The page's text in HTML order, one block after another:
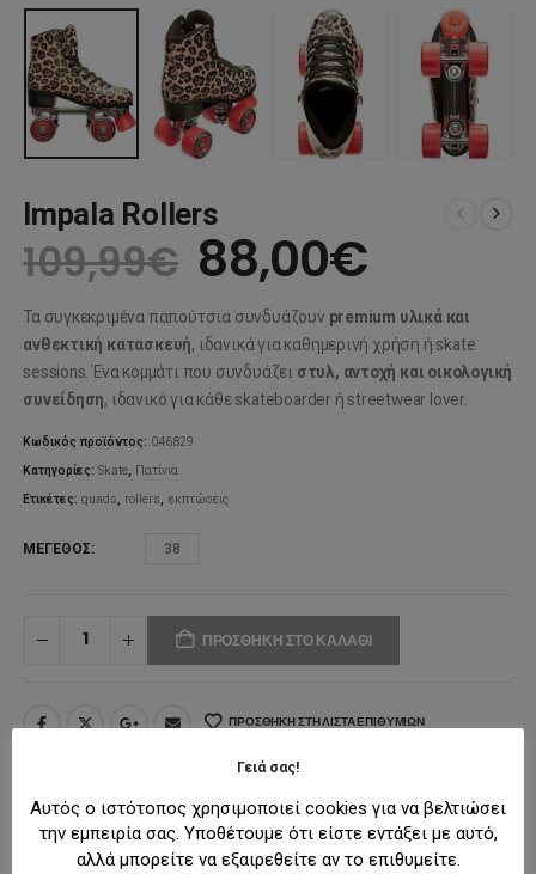
Impala Rollers
109,99€ Original
price
was:
109,99€.
88,00€Η
τιμή
είναι:
Τα συγκεκριμένα παπούτσια συνδυάζουν premium υλικά και
ανθεκτική κατασκευή, ιδανικά για καθημερινή χρήση ή skate
sessions. Ένα κομμάτι που συνδυάζει στυλ, αντοχή και οικολογική
συνείδηση, ιδανικό για κάθε skateboarder ή streetwear lover.
Κωδικός προϊόντος: 046829
Κατηγορίες:Skate, Πατίνια
Ετικέτες:quads, rollers, εκπτώσεις
ΜΈΓΕΘΟΣ 38
ΠΡΟΣΘΉΚΗ ΣΤΟ ΚΑΛΆΘΙ
ΠΡΟΣΘΉΚΗ ΣΤΗ ΛΊΣΤΑ ΕΠΙΘΥΜΙΏΝ
ΠΕΡΙΓΡΑΦΉ
Γειά σας!
Αυτός ο ιστότοπος χρησιμοποιεί cookies για να βελτιώσει
την εμπειρία σας. Υποθέτουμε ότι είστε εντάξει με αυτό,
αλλά μπορείτε να εξαιρεθείτε αν το επιθυμείτε.